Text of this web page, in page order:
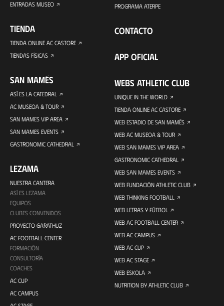
ENTRADAS MUSEO
TIENDA
TIENDA ONLINE AC CASTORE
TIENDAS FÍSICAS
SAN MAMÉS
ASÍ ES LA CATEDRAL
AC MUSEOA & TOUR
SAN MAMES VIP AREA
SAN MAMES EVENTS
GASTRONOMIC CATHEDRAL
LEZAMA
NUESTRA CANTERA
ASÍ ES LEZAMA
EQUIPOS
CLUBES CONVENIDOS
PROYECTO GARATHUZ
AC FOOTBALL CENTER
FORMACIÓN
CONSULTORÍA
COACHES
AC CUP
AC CAMPUS
PROGRAMA ATERPE
CONTACTO
APP OFICIAL
WEBS ATHLETIC CLUB
UNIQUE IN THE WORLD
TIENDA ONLINE AC CASTORE
WEB ESTADIO DE SAN MAMÉS
WEB AC MUSEOA & TOUR
WEB SAN MAMES VIP AREA
GASTRONOMIC CATHEDRAL
WEB SAN MAMES EVENTS
WEB FUNDACIÓN ATHLETIC CLUB
WEB THINKING FOOTBALL
WEB LETRAS Y FÚTBOL
WEB AC FOOTBALL CENTER
WEB AC CAMPUS
WEB AC CUP
WEB AC STAGE
WEB ESKOLA
NUTRITION BY ATHLETIC CLUB